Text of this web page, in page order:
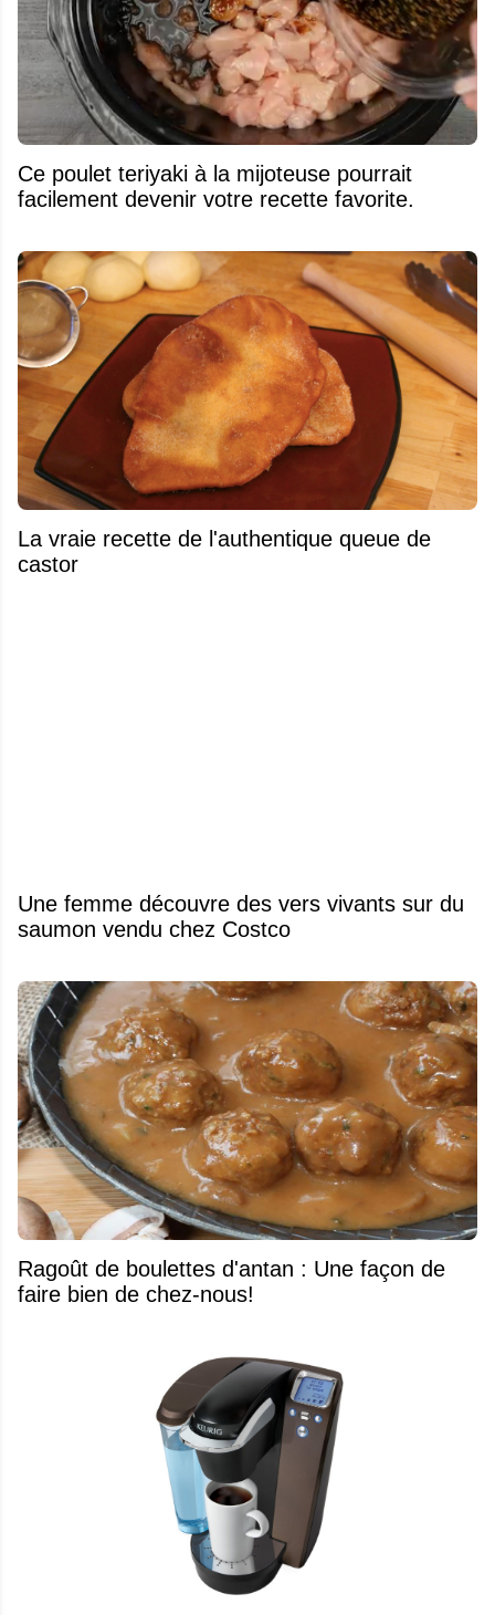
Ce poulet teriyaki à la mijoteuse pourrait
facilement devenir votre recette favorite.
La vraie recette de l'authentique queue de
castor
Une femme découvre des vers vivants sur du
saumon vendu chez Costco
Ragoût de boulettes d'antan : Une façon de
faire bien de chez-nous!